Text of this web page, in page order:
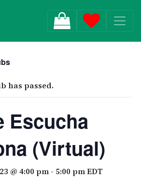
has passed.
Escucha
(Virtual)
@ 4:00 pm - 5:00 pmEDT